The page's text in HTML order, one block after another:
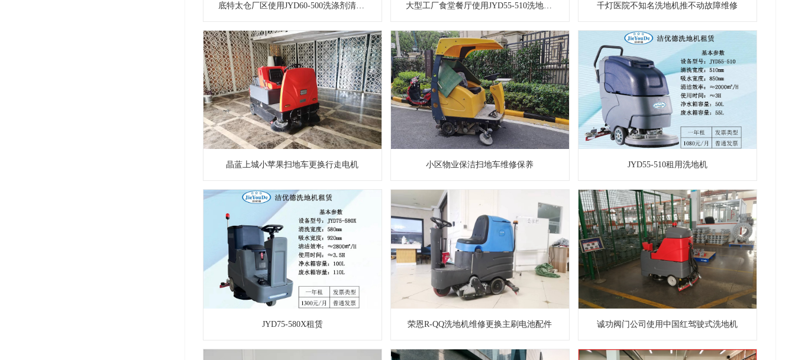
千灯医院不知名洗地机推不动故障维修
晶蓝上城小苹果扫地车更换行走电机 小区物业保洁扫地车维修保养 JYD55-510租用洗地机
JYD75-580X租赁 荣恩R-QQ洗地机维修更换主刷电池配件 诚功阀门公司使用中国红驾驶式洗地机